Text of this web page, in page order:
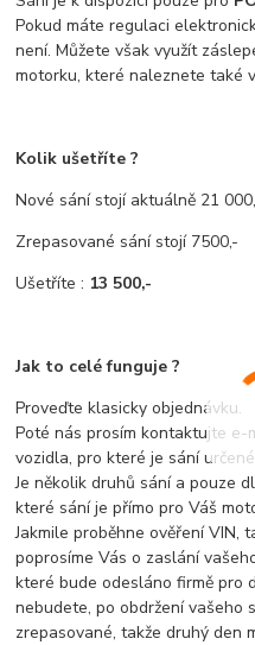
Pokud máte regulaci
není. Můžete však využít
motorku, které naleznete také
Kolik ušetříte ?
Nové sání stojí aktuálně 21
Zrepasované sání stojí 7500,-
Ušetříte : 13 500,-
Jak to celé funguje ?
Proveďte klasicky objednávku.
Poté nás prosím kontaktujte e-
vozidla, pro které je sání
Je několik druhů sání a pouze
které sání je přímo pro Váš
Jakmile proběhne ověření VIN,
poprosíme Vás o zaslání
které bude odesláno firmě pro
nebudete, po obdržení vašeho
zrepasované, takže druhý den